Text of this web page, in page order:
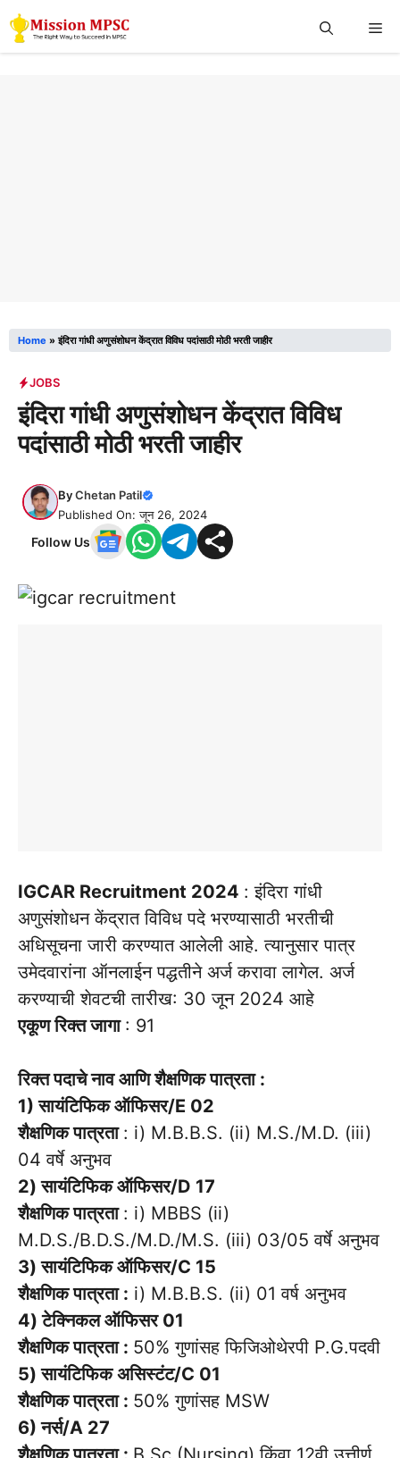
Skip
to
Home »इंदिरा गांधी अणुसंशोधन केंद्रात विविध पदांसाठी मोठी भरती जाहीर
JOBS
इंदिरा गांधी अणुसंशोधन केंद्रात विविध
पदांसाठी मोठी भरती जाहीर
ByChetan Patil
Published On: जून 26, 2024
Follow Us
IGCAR Recruitment 2024 : इंदिरा गांधी
अणुसंशोधन केंद्रात विविध पदे भरण्यासाठी भरतीची
अधिसूचना जारी करण्यात आलेली आहे. त्यानुसार पात्र
उमेदवारांना ऑनलाईन पद्धतीने अर्ज करावा लागेल. अर्ज
करण्याची शेवटची तारीख: 30 जून 2024 आहे
एकूण रिक्त जागा : 91
रिक्त पदाचे नाव आणि शैक्षणिक पात्रता :
1) सायंटिफिक ऑफिसर/E 02
शैक्षणिक पात्रता : i) M.B.B.S. (ii) M.S./M.D. (iii)
04 वर्षे अनुभव
2) सायंटिफिक ऑफिसर/D 17
शैक्षणिक पात्रता : i) MBBS (ii)
M.D.S./B.D.S./M.D./M.S. (iii) 03/05 वर्षे अनुभव
3) सायंटिफिक ऑफिसर/C 15
शैक्षणिक पात्रता : i) M.B.B.S. (ii) 01 वर्ष अनुभव
4) टेक्निकल ऑफिसर 01
शैक्षणिक पात्रता : 50% गुणांसह फिजिओथेरपी P.G.पदवी
5) सायंटिफिक असिस्टंट/C 01
शैक्षणिक पात्रता : 50% गुणांसह MSW
6) नर्स/A 27